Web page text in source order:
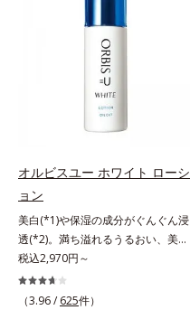
上向き(*12)のハリと透明感を。効
果的なシナジー設計で、あなたのエ
イジングケアを応援します。*1 メ
ラニンの生成を抑え、シミ・ソバカ
スを防ぐ（ウォッシュを除く）*2
オルビス内スキンケアシリーズの保
湿力*3 年齢に応じたお手入れのこ
角層*5 乾燥による*6 洗浄によ
る物理的効果*7 うるおいによる
*8 乾燥、ハリ・ツヤのなさ*9
保湿成分*10 ロニセラカエルレア
果汁、ノバラエキス配合＝うるおい
を与えハリと透明感に満ちた肌へ導
く保湿成分*11 メマツヨイグサ抽
出液、スイカズラエキス配合＝角層
れで賢いケアを。ライフスタイルに
ポートをします。オルビスアンバー
ヴァイタルトリートメントクリーム
「オルビスアンバー ヴァイタルト
リートメントクリーム」は、1品
で、化粧水、クリーム、シワ改善・
ッククリーム(*3)、パックの6役を
アシン(*4)によるシワ改善・シミ予
防に加え、複合成分コラーゲンコン
プレックスSPが肌のハリを徹底サポ
ート。肌なじみのよいクリーム構造
で角層まで保湿成分が浸透し、うる
おいをギュッと閉じ込めます。洗顔
オルビスユー ホワイト ローシ
ョン
美白(*1)や保湿の成分がぐんぐん浸
透(*2)。満ち溢れるうるおい、美肌
がやみつきに。若々しく透明感のあ
る美肌を構成する要素と、年齢肌
(*3)のメラニン生成にアプローチし
税込2,970円～
（3.96 / 625件）